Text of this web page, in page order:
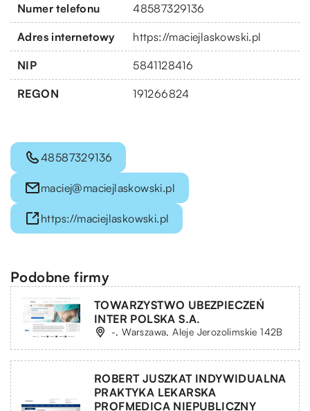
Numer telefonu 48587329136
Adres internetowy https://maciejlaskowski.pl
NIP 5841128416
REGON 191266824
48587329136
maciej@maciejlaskowski.pl
https://maciejlaskowski.pl
Podobne firmy
TOWARZYSTWO UBEZPIECZEŃ
INTER POLSKA S.A.
-, Warszawa, Aleje Jerozolimskie 142B
ROBERT JUSZKAT INDYWIDUALNA
PRAKTYKA LEKARSKA
PROFMEDICA NIEPUBLICZNY